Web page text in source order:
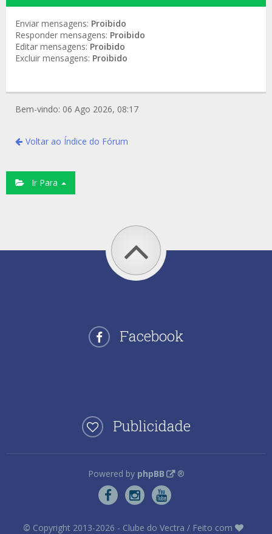
Enviar mensagens: Proibido
Responder mensagens: Proibido
Editar mensagens: Proibido
Excluir mensagens: Proibido
Bem-vindo: 06 Ago 2026, 08:17
Voltar ao Índice do Fórum
Ir Para
Facebook
Publicidade
Powered by phpBB ®
© Copyright 2013-2026 - Clube do Vectra / Feito com